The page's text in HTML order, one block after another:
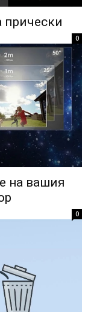
прически
0
на вашия
0